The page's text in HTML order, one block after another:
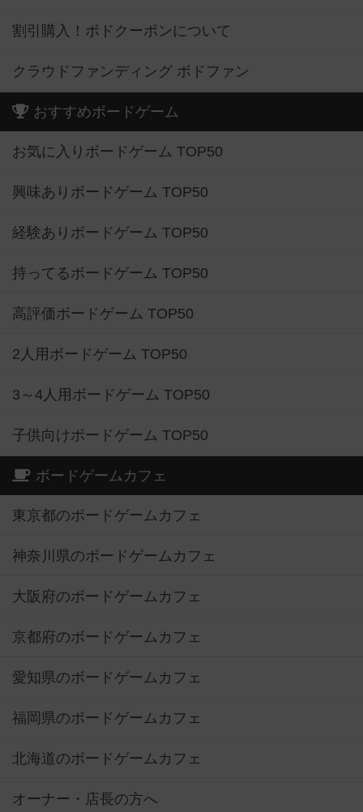
割引購入！ボドクーポンについて
クラウドファンディング ボドファン
おすすめボードゲーム
お気に入りボードゲーム TOP50
興味ありボードゲーム TOP50
経験ありボードゲーム TOP50
持ってるボードゲーム TOP50
高評価ボードゲーム TOP50
2人用ボードゲーム TOP50
3～4人用ボードゲーム TOP50
子供向けボードゲーム TOP50
ボードゲームカフェ
東京都のボードゲームカフェ
神奈川県のボードゲームカフェ
大阪府のボードゲームカフェ
京都府のボードゲームカフェ
愛知県のボードゲームカフェ
福岡県のボードゲームカフェ
北海道のボードゲームカフェ
オーナー・店長の方へ